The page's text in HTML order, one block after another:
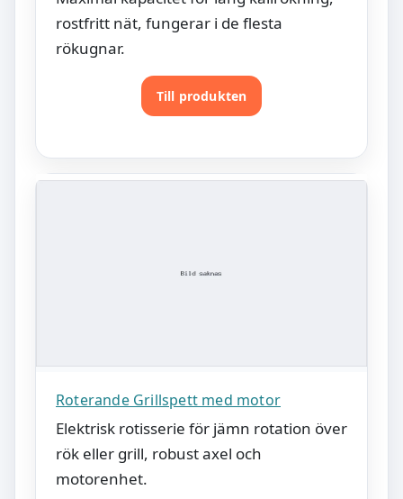
rostfritt nät, fungerar i de flesta
rökugnar.
Till produkten
Roterande Grillspett med motor
Elektrisk rotisserie för jämn rotation över
rök eller grill, robust axel och
motorenhet.